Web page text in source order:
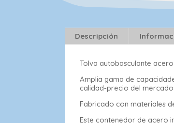
Descripción
Tolva autobasculante
Amplia gama de
calidad-precio del
Fabricado con materiales
Este contenedor de acero